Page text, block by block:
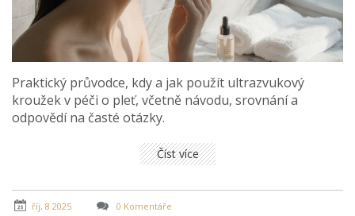
Praktický průvodce, kdy a jak použít ultrazvukový
kroužek v péči o pleť, včetně návodu, srovnání a
odpovědí na časté otázky.
Číst více
říj, 8 2025 0 Komentáře